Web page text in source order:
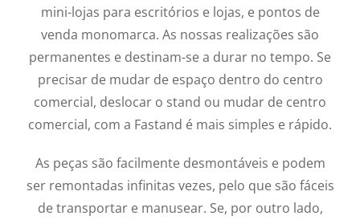
mini-lojas para escritórios e lojas, e pontos de
venda monomarca. As nossas realizações são
permanentes e destinam-se a durar no tempo. Se
precisar de mudar de espaço dentro do centro
comercial, deslocar o stand ou mudar de centro
comercial, com a Fastand é mais simples e rápido.
As peças são facilmente desmontáveis e podem
ser remontadas infinitas vezes, pelo que são fáceis
de transportar e manusear. Se, por outro lado,